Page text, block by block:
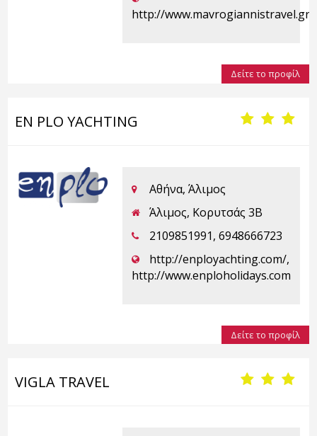
http://www.mavrogiannistravel.gr
Δείτε το προφίλ
EN PLO YACHTING
Αθήνα, Άλιμος
Άλιμος, Κορυτσάς 3Β
2109851991, 6948666723
http://enployachting.com/,
http://www.enploholidays.com
Δείτε το προφίλ
VIGLA TRAVEL